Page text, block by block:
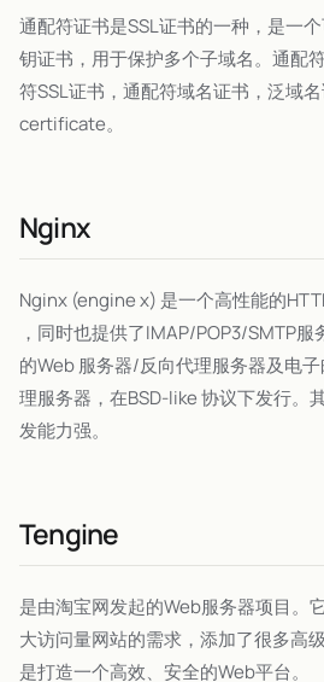
通配符证书是SSL证书的一种，是一
钥证书，用于保护多个子域名。通配
符SSL证书，通配符域名证书，泛域
certificate。
Nginx
Nginx (engine x) 是一个高性能的
，同时也提供了IMAP/POP3/SMTP
的Web 服务器/反向代理服务器及电
理服务器，在BSD-like 协议下发行。
发能力强。
Tengine
是由淘宝网发起的Web服务器项目。
大访问量网站的需求，添加了很多高
是打造一个高效、安全的Web平台。